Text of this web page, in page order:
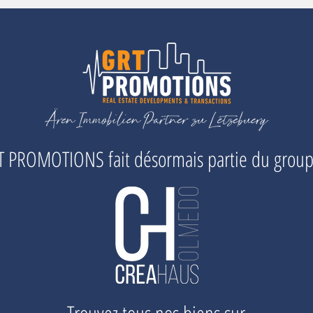
PROMOTIONS fait désormais partie du